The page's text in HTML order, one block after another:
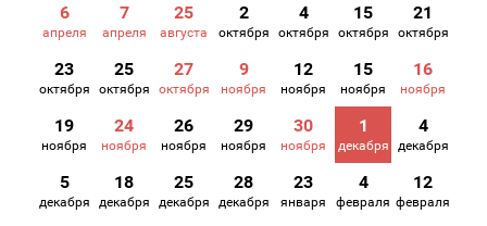
6
апреля
7
апреля
25
августа
2
октября
4
октября
15
октября
21
октября
23
октября
25
октября
27
октября
9
ноября
12
ноября
15
ноября
16
ноября
19
ноября
24
ноября
26
ноября
29
ноября
30
ноября
1
декабря
4
декабря
5
декабря
18
декабря
25
декабря
28
декабря
23
января
4
февраля
12
февраля